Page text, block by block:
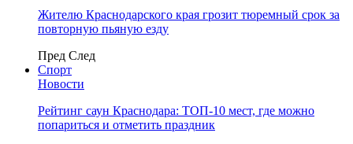
Жителю Краснодарского края грозит тюремный срок за
повторную пьяную езду
Пред След
Спорт
Новости
Рейтинг саун Краснодара: ТОП-10 мест, где можно
попариться и отметить праздник